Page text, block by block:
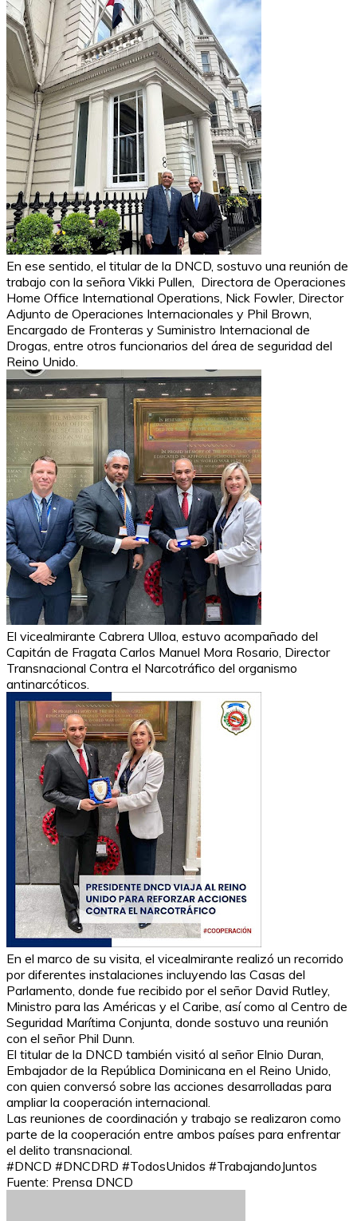
En ese sentido, el titular de la DNCD, sostuvo una reunión de
trabajo con la señora Vikki Pullen, Directora de Operaciones
Home Office International Operations, Nick Fowler, Director
Adjunto de Operaciones Internacionales y Phil Brown,
Encargado de Fronteras y Suministro Internacional de
Drogas, entre otros funcionarios del área de seguridad del
Reino Unido.
El vicealmirante Cabrera Ulloa, estuvo acompañado del
Capitán de Fragata Carlos Manuel Mora Rosario, Director
Transnacional Contra el Narcotráfico del organismo
antinarcóticos.
En el marco de su visita, el vicealmirante realizó un recorrido
por diferentes instalaciones incluyendo las Casas del
Parlamento, donde fue recibido por el señor David Rutley,
Ministro para las Américas y el Caribe, así como al Centro de
Seguridad Marítima Conjunta, donde sostuvo una reunión
con el señor Phil Dunn.
El titular de la DNCD también visitó al señor Elnio Duran,
Embajador de la República Dominicana en el Reino Unido,
con quien conversó sobre las acciones desarrolladas para
ampliar la cooperación internacional.
Las reuniones de coordinación y trabajo se realizaron como
parte de la cooperación entre ambos países para enfrentar
el delito transnacional.
#DNCD #DNCDRD #TodosUnidos #TrabajandoJuntos
Fuente: Prensa DNCD